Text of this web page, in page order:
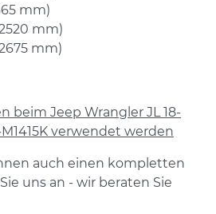
mm)
mm)
mm)
beim Jeep Wrangler JL 18-
verwendet werden
auch einen kompletten
uns an - wir beraten Sie